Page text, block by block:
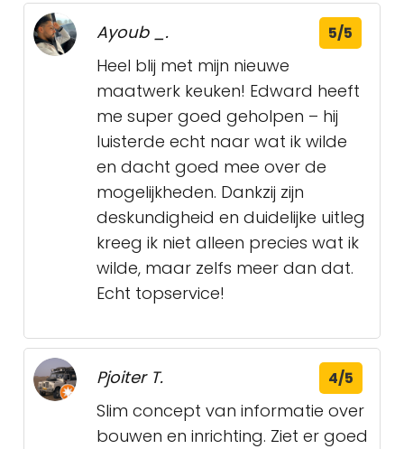
Ayoub _. 5/5
Heel blij met mijn nieuwe
maatwerk keuken! Edward heeft
me super goed geholpen – hij
luisterde echt naar wat ik wilde
en dacht goed mee over de
mogelijkheden. Dankzij zijn
deskundigheid en duidelijke uitleg
kreeg ik niet alleen precies wat ik
wilde, maar zelfs meer dan dat.
Echt topservice!
Pjoiter T. 4/5
Slim concept van informatie over
bouwen en inrichting. Ziet er goed